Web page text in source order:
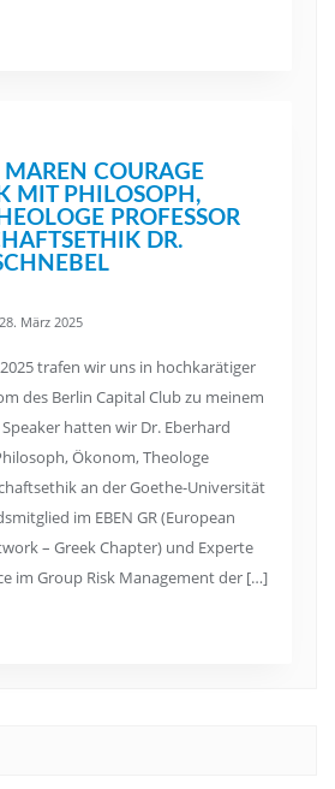
MAREN COURAGE
MIT PHILOSOPH,
PROFESSOR
DR.
28. März 2025
trafen wir uns in hochkarätiger
des Berlin Capital Club zu meinem
Speaker hatten wir Dr. Eberhard
Ökonom, Theologe
an der Goethe-Universität
im EBEN GR (European
– Greek Chapter) und Experte
im Group Risk Management der […]